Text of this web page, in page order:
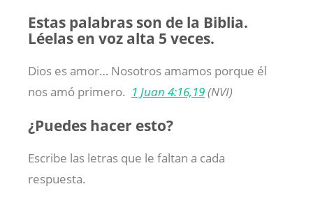
Estas palabras son de la Biblia.
Léelas en voz alta 5 veces.
Dios es amor… Nosotros amamos porque él
nos amó primero. 1 Juan 4:16,19(NVI)
¿Puedes hacer esto?
Escribe las letras que le faltan a cada
respuesta.